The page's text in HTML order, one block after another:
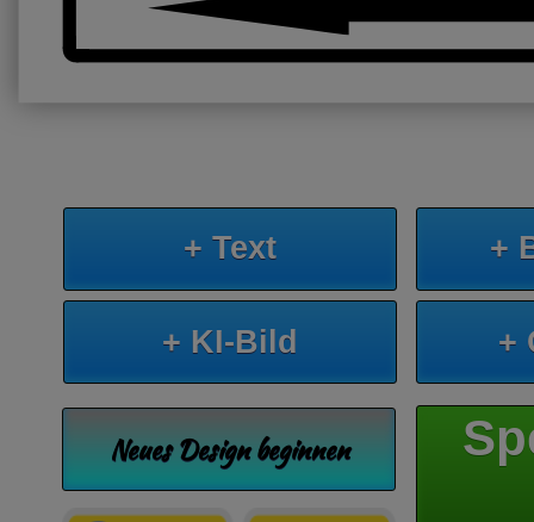
+ Text +
+ KI-Bild +
Neues Design beginnen